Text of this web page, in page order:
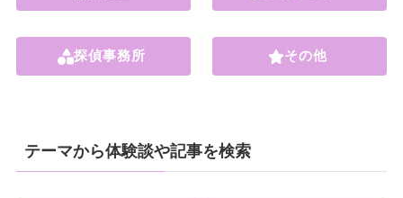
探偵事務所 その他
テーマから体験談や記事を検索